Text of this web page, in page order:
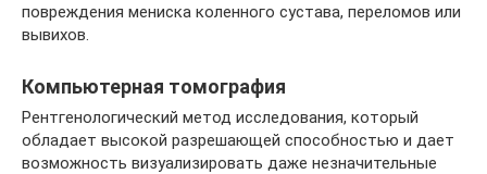
повреждения мениска коленного сустава, переломов или
вывихов.
Компьютерная томография
Рентгенологический метод исследования, который
обладает высокой разрешающей способностью и дает
возможность визуализировать даже незначительные